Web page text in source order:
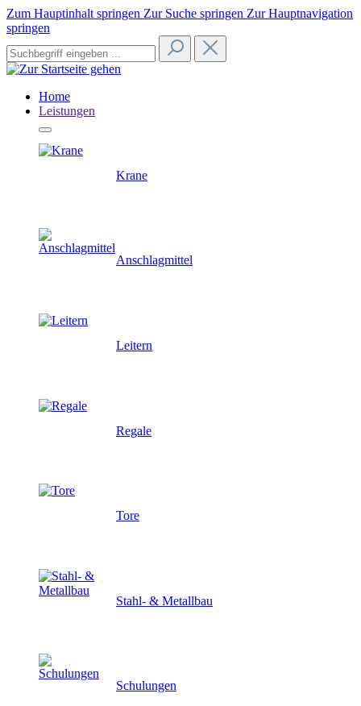
Zum Hauptinhalt springen Zur Suche springen Zur Hauptnavigation
springen
Home
Leistungen
Krane
Anschlagmittel
Leitern
Regale
Tore
Stahl- & Metallbau
Schulungen